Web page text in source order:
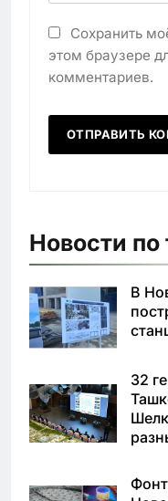
Сохранить
этом браузере
комментариев.
Новости по
В
32